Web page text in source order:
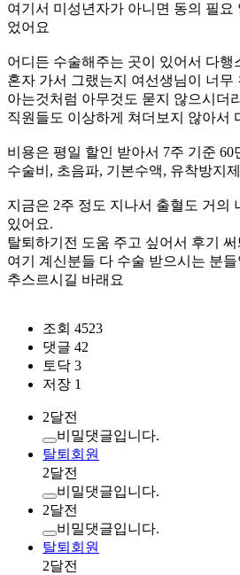
여기서 미성년자가 아니면 동의 필요
었어요
어디든 수술해주는 곳이 있어서 다행
혼자 가서 그랬는지 여선생님이 너무
아는것처럼 아무것도 묻지 않으시더
직원들도 이상하게 쳐더보지 않아서
비용은 평일 할인 받아서 7주 기준 60
수술비, 초음파, 기본수액, 유착방지
지금은 2주 정도 지나서 출혈도 거의
있어요.
탈퇴하기전 도움 주고 싶어서 후기 써
여기 계신분들 다 수술 받으시는 분
추스르시길 바래요
조회 4523
댓글 42
토닥 3
저장 1
2달전
비밀댓글입니다.
탈퇴회원
2달전
비밀댓글입니다.
2달전
비밀댓글입니다.
탈퇴회원
2달전